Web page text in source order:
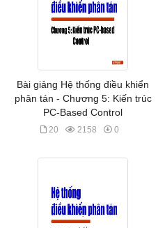
Bài giảng Hệ thống điều khiển
phân tán - Chương 5: Kiến trúc
PC-Based Control
20 2158 0